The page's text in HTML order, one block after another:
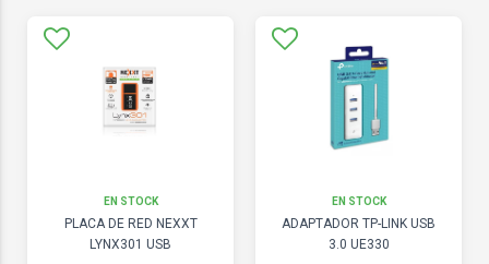
EN STOCK
PLACA DE RED NEXXT
LYNX301 USB
EN STOCK
ADAPTADOR TP-LINK USB
3.0 UE330